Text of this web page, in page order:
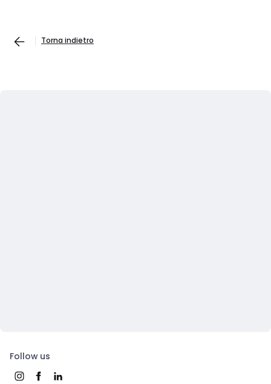
Torna indietro
Follow us